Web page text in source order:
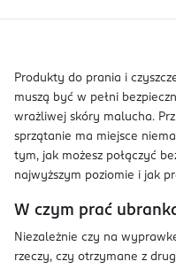
Produkty do prania i
muszą być w pełni
wrażliwej skóry malucha.
sprzątanie ma miejsce
tym, jak możesz połączyć
najwyższym poziomie i jak
W czym prać
Niezależnie czy na
rzeczy, czy otrzymane z